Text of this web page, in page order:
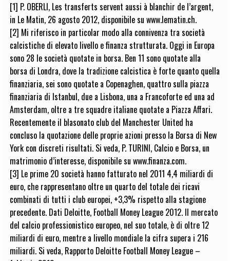
[1] P. OBERLI, Les transferts servent aussi à blanchir de l’argent,
in Le Matin, 26 agosto 2012, disponibile su www.lematin.ch.
[2] Mi riferisco in particolar modo alla connivenza tra società
calcistiche di elevato livello e finanza strutturata. Oggi in Europa
sono 28 le società quotate in borsa. Ben 11 sono quotate alla
borsa di Londra, dove la tradizione calcistica è forte quanto quella
finanziaria, sei sono quotate a Copenaghen, quattro sulla piazza
finanziaria di Istanbul, due a Lisbona, una a Francoforte ed una ad
Amsterdam, oltre a tre squadre italiane quotate a Piazza Affari.
Recentemente il blasonato club del Manchester United ha
concluso la quotazione delle proprie azioni presso la Borsa di New
York con discreti risultati. Si veda, P. TURINI, Calcio e Borsa, un
matrimonio d’interesse, disponibile su www.finanza.com.
[3] Le prime 20 società hanno fatturato nel 2011 4,4 miliardi di
euro, che rappresentano oltre un quarto del totale dei ricavi
combinati di tutti i club europei, +3,3% rispetto alla stagione
precedente. Dati Deloitte, Football Money League 2012. Il mercato
del calcio professionistico europeo, nel suo totale, è di oltre 12
miliardi di euro, mentre a livello mondiale la cifra supera i 216
miliardi. Si veda, Rapporto Deloitte Football Money League –